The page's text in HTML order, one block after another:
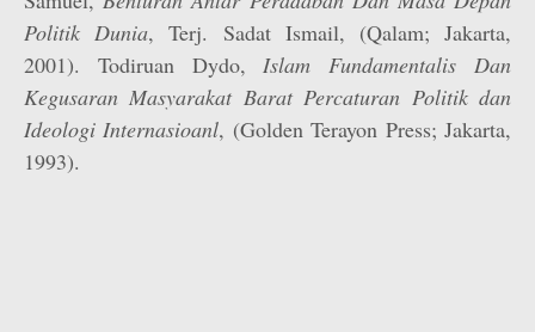
Politik Dunia, Terj. Sadat Ismail, (Qalam; Jakarta,
2001). Todiruan Dydo,Islam Fundamentalis Dan
Kegusaran Masyarakat Barat Percaturan Politik dan
Ideologi Internasioanl, (Golden Terayon Press; Jakarta,
1993).